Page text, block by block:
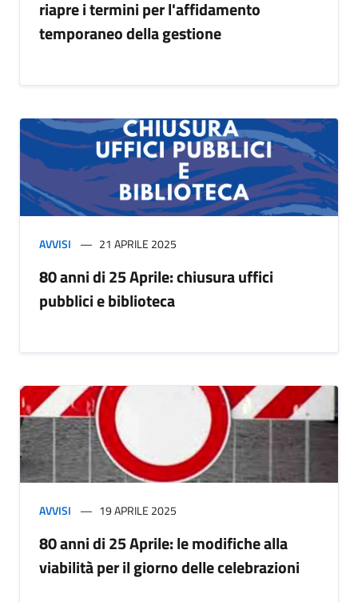
riapre i termini per l'affidamento
temporaneo della gestione
AVVISI 21 APRILE 2025
80 anni di 25 Aprile: chiusura uffici
pubblici e biblioteca
AVVISI 19 APRILE 2025
80 anni di 25 Aprile: le modifiche alla
viabilità per il giorno delle celebrazioni